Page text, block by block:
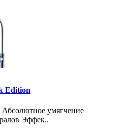
Edition
Абсолютное умягчение
Эффек..